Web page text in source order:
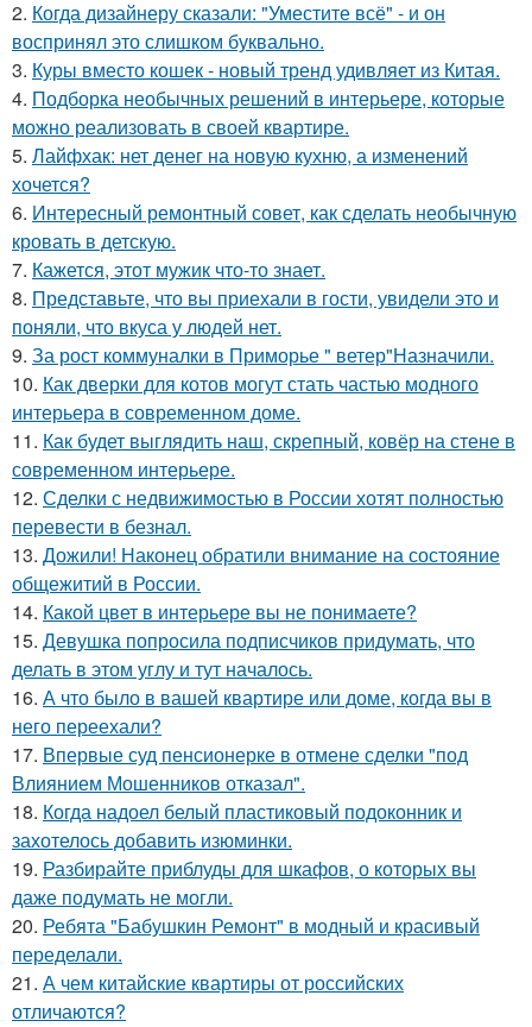
2. Когда дизайнеру сказали: "Уместите всё" - и он
воспринял это слишком буквально.
3. Куры вместо кошек - новый тренд удивляет из Китая.
4. Подборка необычных решений в интерьере, которые
можно реализовать в своей квартире.
5. Лайфхак: нет денег на новую кухню, а изменений
хочется?
6. Интересный ремонтный совет, как сделать необычную
кровать в детскую.
7. Кажется, этот мужик что-то знает.
8. Представьте, что вы приехали в гости, увидели это и
поняли, что вкуса у людей нет.
9. За рост коммуналки в Приморье " ветер"Назначили.
10. Как дверки для котов могут стать частью модного
интерьера в современном доме.
11. Как будет выглядить наш, скрепный, ковёр на стене в
современном интерьере.
12. Сделки с недвижимостью в России хотят полностью
перевести в безнал.
13. Дожили! Наконец обратили внимание на состояние
общежитий в России.
14. Какой цвет в интерьере вы не понимаете?
15. Девушка попросила подписчиков придумать, что
делать в этом углу и тут началось.
16. А что было в вашей квартире или доме, когда вы в
него переехали?
17. Впервые суд пенсионерке в отмене сделки "под
Влиянием Мошенников отказал".
18. Когда надоел белый пластиковый подоконник и
захотелось добавить изюминки.
19. Разбирайте приблуды для шкафов, о которых вы
даже подумать не могли.
20. Ребята "Бабушкин Ремонт" в модный и красивый
переделали.
21. А чем китайские квартиры от российских
отличаются?